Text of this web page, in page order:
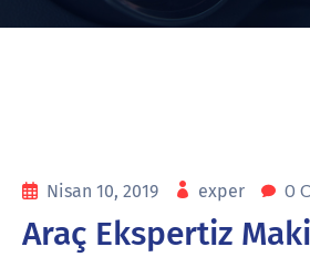
Nisan 10, 2019 exper 0
Araç Ekspertiz